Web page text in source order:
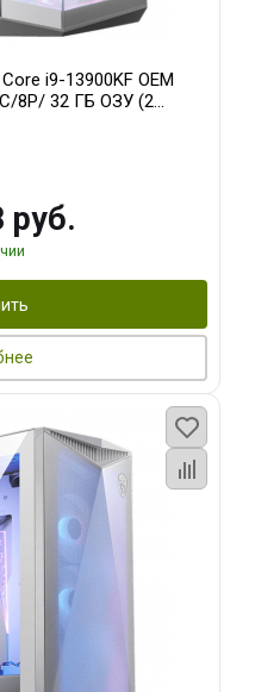
i9-13900KF OEM
8P/ 32 ГБ ОЗУ (2
OC 16GB GDDR6
руб.